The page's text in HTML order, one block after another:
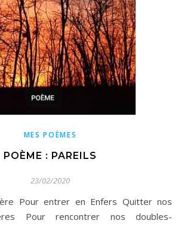
MES POÈMES
POÈME : PAREILS
23/02/2020
Pour rencontrer nos doubles-